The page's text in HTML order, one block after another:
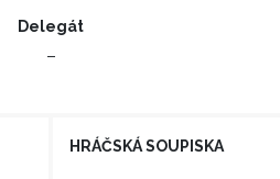
Delegát
–
HRÁČSKÁ SOUPISKA